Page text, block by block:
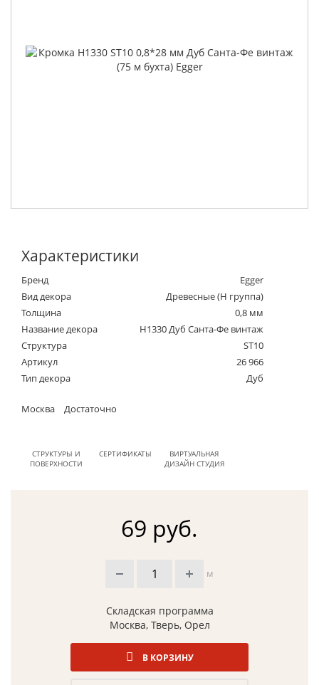
Характеристики
Бренд
Egger
Вид декора
Древесные (Н группа)
Толщина
0,8 мм
Название декора
H1330 Дуб Санта-Фе винтаж
Структура
ST10
Артикул
26 966
Тип декора
Дуб
Москва Достаточно
СТРУКТУРЫ И
ПОВЕРХНОСТИ
СЕРТИФИКАТЫ
ВИРТУАЛЬНАЯ
ДИЗАЙН СТУДИЯ
69 руб.
м
Складская программа
Москва, Тверь, Орел
В КОРЗИНУ